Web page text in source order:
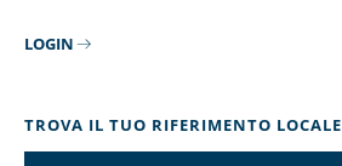
LOGIN
TROVA IL TUO RIFERIMENTO LOCALE